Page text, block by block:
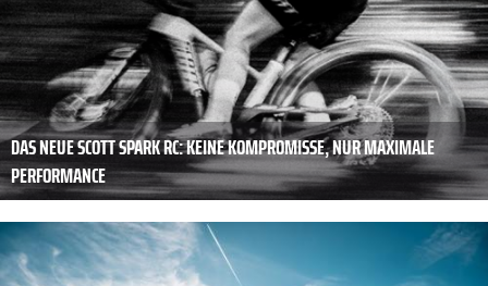
DAS NEUE SCOTT SPARK RC: KEINE KOMPROMISSE, NUR MAXIMALE
PERFORMANCE